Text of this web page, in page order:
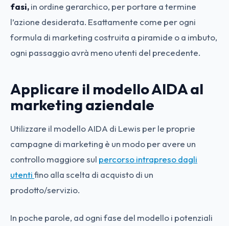
fasi,in ordine gerarchico, per portare a termine
l’azione desiderata. Esattamente come per ogni
formula di marketing costruita a piramide o a imbuto,
ogni passaggio avrà meno utenti del precedente.
Applicare il modello AIDA al
marketing aziendale
Utilizzare il modello AIDA di Lewis per le proprie
campagne di marketing è un modo per avere un
controllo maggiore sul percorso intrapreso dagli
utentifino alla scelta di acquisto di un
prodotto/servizio.
In poche parole, ad ogni fase del modello i potenziali